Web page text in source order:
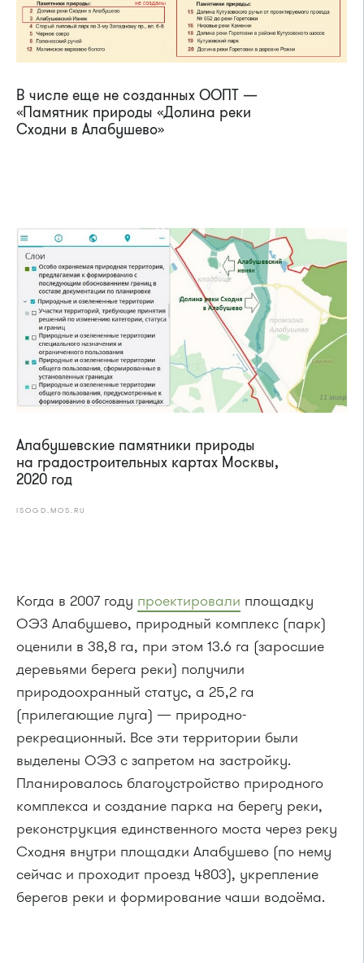
В числе еще не созданных ООПТ —
«Памятник природы «Долина реки
Сходни в Алабушево»
Алабушевские памятники природы
на градостроительных картах Москвы,
2020 год
ISOGD.MOS.RU
Когда в 2007 году проектировали площадку
ОЭЗ Алабушево, природный комплекс (парк)
оценили в 38,8 га, при этом 13.6 га (заросшие
деревьями берега реки) получили
природоохранный статус, а 25,2 га
(прилегающие луга) — природно-
рекреационный. Все эти территории были
выделены ОЭЗ с запретом на застройку.
Планировалось благоустройство природного
комплекса и создание парка на берегу реки,
реконструкция единственного моста через реку
Сходня внутри площадки Алабушево (по нему
сейчас и проходит проезд 4803), укрепление
берегов реки и формирование чаши водоёма.